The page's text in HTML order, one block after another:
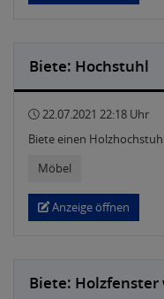
Biete: Hochstuhl
22.07.2021 22:18 Uhr
Biete einen
Möbel
Anzeige öffnen
Biete: Holzfenster